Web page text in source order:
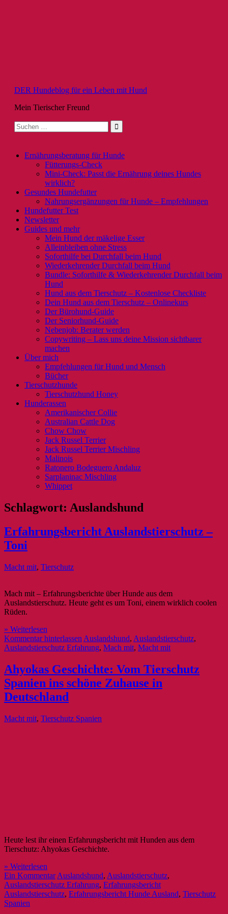
DER Hundeblog für ein Leben mit Hund
Mein Tierischer Freund
Suche
nach:
Ernährungsberatung für Hunde
Fütterungs-Check
Mini-Check: Passt die Ernährung deines Hundes
wirklich?
Gesundes Hundefutter
Nahrungsergänzungen für Hunde – Empfehlungen
Hundefutter Test
Newsletter
Guides und mehr
Mein Hund der mäkelige Esser
Alleinbleiben ohne Stress
Soforthilfe bei Durchfall beim Hund
Wiederkehrender Durchfall beim Hund
Bundle: Soforthilfe & Wiederkehrender Durchfall beim
Hund
Hund aus dem Tierschutz – Kostenlose Checkliste
Dein Hund aus dem Tierschutz – Onlinekurs
Der Bürohund-Guide
Der Seniorhund-Guide
Nebenjob: Berater werden
Copywriting – Lass uns deine Mission sichtbarer
machen
Über mich
Empfehlungen für Hund und Mensch
Bücher
Tierschutzhunde
Tierschutzhund Honey
Hunderassen
Amerikanischer Collie
Australian Cattle Dog
Chow Chow
Jack Russel Terrier
Jack Russel Terrier Mischling
Malinois
Ratonero Bodeguero Andaluz
Sarplaninac Mischling
Whippet
Schlagwort: Auslandshund
Erfahrungsbericht Auslandstierschutz –
Toni
Macht mit, Tierschutz
Mach mit – Erfahrungsberichte über Hunde aus dem
Auslandstierschutz. Heute geht es um Toni, einem wirklich coolen
Rüden.
» Weiterlesen
Kommentar hinterlassen Auslandshund, Auslandstierschutz,
Auslandstierschutz Erfahrung, Mach mit, Macht mit
Ahyokas Geschichte: Vom Tierschutz
Spanien ins schöne Zuhause in
Deutschland
Macht mit, Tierschutz Spanien
Heute lest ihr einen Erfahrungsbericht mit Hunden aus dem
Tierschutz: Ahyokas Geschichte.
» Weiterlesen
Ein Kommentar Auslandshund, Auslandstierschutz,
Auslandstierschutz Erfahrung, Erfahrungsbericht
Auslandstierschutz, Erfahrungsbericht Hunde Ausland, Tierschutz
Spanien